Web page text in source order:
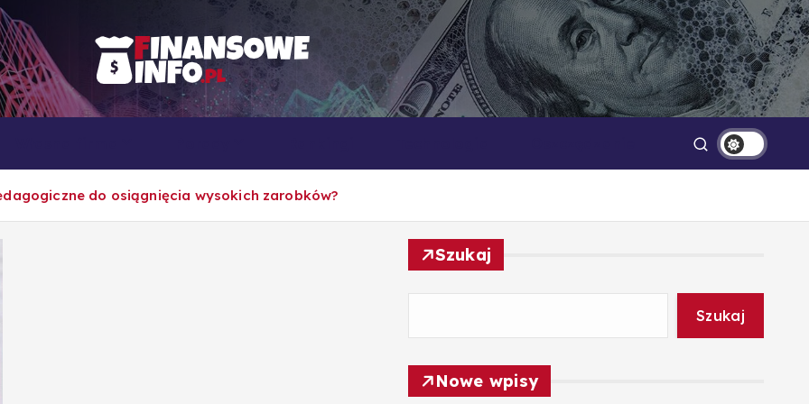
To i owo o rachunkowości, pracy, biznesie i ekonomii
do osiągnięcia wysokich zarobków?
Szukaj
Szukaj
Nowe wpisy